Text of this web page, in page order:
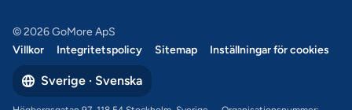
© 2026 GoMore ApS
Villkor
Integritetspolicy Sitemap Inställningar för cookies
Sverige · Svenska